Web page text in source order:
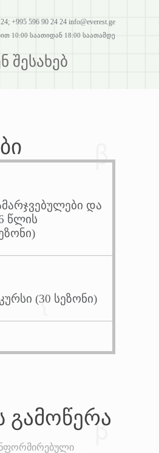
+995 596 90 24 24 info@everest.ge
10:00 საათიდან 18:00 საათამდე
შესახებ
და
წლის
(30 სეზონი)
გამოწერა